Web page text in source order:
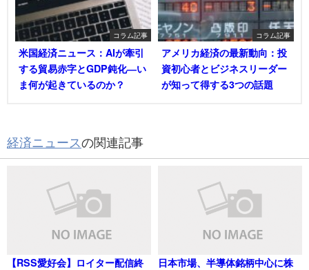
コラム記事
米国経済ニュース：AIが牽引
する貿易赤字とGDP鈍化―い
ま何が起きているのか？
コラム記事
アメリカ経済の最新動向：投
資初心者とビジネスリーダー
が知って得する3つの話題
経済ニュースの関連記事
【RSS愛好会】ロイター配信終
日本市場、半導体銘柄中心に株